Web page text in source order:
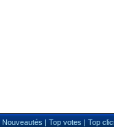
Nouveautés | Top votes | Top